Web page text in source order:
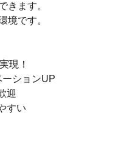
きます。
境です。
現！
ションUP
迎
すい